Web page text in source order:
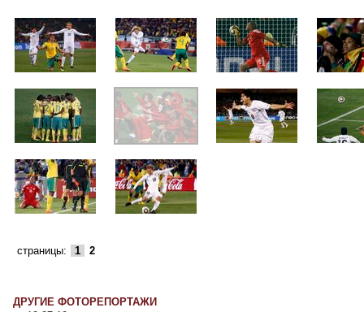
страницы: 1 2
ДРУГИЕ ФОТОРЕПОРТАЖИ